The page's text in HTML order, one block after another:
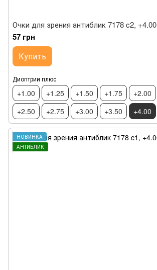
Очки для зрения антиблик 7178 c2, +4.00
57 грн
Купить
Диоптрии плюс
+1.00 +1.25 +1.50 +1.75 +2.00
+2.50
+2.75 +3.00 +3.50 +4.00
НОВИНКА
АНТИБЛИК